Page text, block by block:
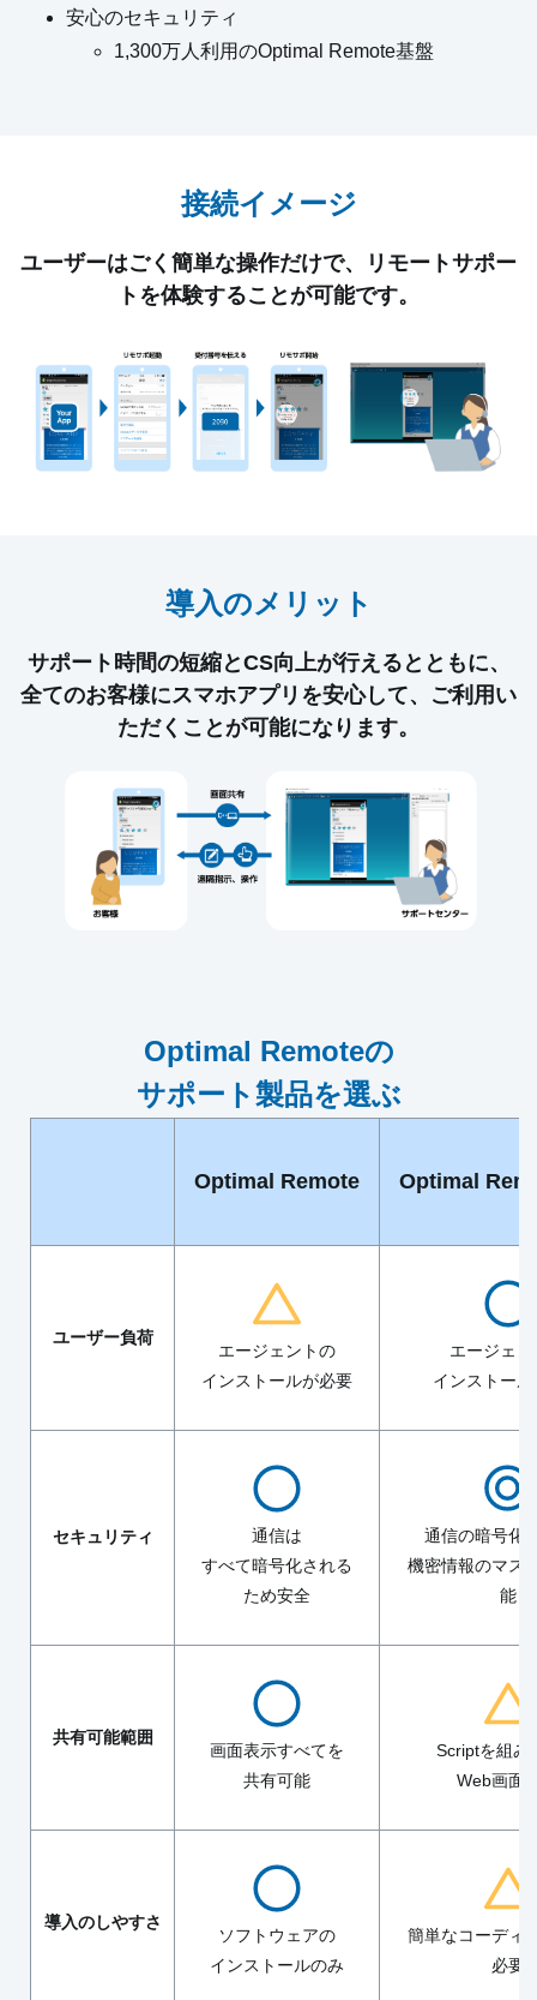
安心のセキュリティ
1,300万人利用のOptimal Remote基盤
接続イメージ
ユーザーはごく簡単な操作だけで、リモートサポー
トを体験することが可能です。
導入のメリット
サポート時間の短縮とCS向上が⾏えるとともに、
全てのお客様にスマホアプリを安⼼して、ご利⽤い
ただくことが可能になります。
Optimal Remoteの
サポート製品を選ぶ
Optimal Remote Optimal
ユーザー負荷
エージェントの
インストールが必要
エージェン
インストー
セキュリティ
通信は
すべて暗号化される
ため安全
通信の暗号化
機密情報のマス
能
共有可能範囲
画面表示すべてを
共有可能
Scriptを組み
Web画面
導入のしやすさ
ソフトウェアの
インストールのみ
簡単なコーディ
必要